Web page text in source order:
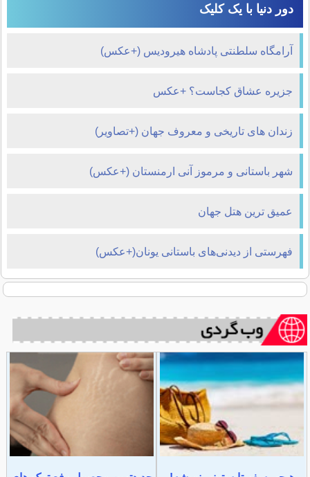
دور دنیا با یک کلیک
آرامگاه سلطنتی پادشاه هیرودیس (+عکس)
جزیره عشاق کجاست؟ +عکس
زندان های تاریخی و معروف جهان (+تصاویر)
شهر باستانی و مرموز آنی ارمنستان (+عکس)
عميق ترين هتل جهان
فهرستی از دیدنی‌های باستانی یونان(+عکس)